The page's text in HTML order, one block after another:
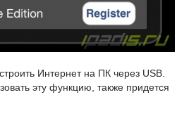
Интернет на ПК через USB.
эту функцию, также придется